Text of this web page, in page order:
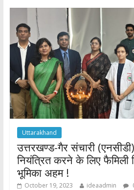
o
o
k
A
p
p
Uttarakhand
उत्तरखण्ड-गैर संचारी
नियंत्रित करने के लिए फैमिली
भूमिका अहम !
October 19, 2023 ideaadmin